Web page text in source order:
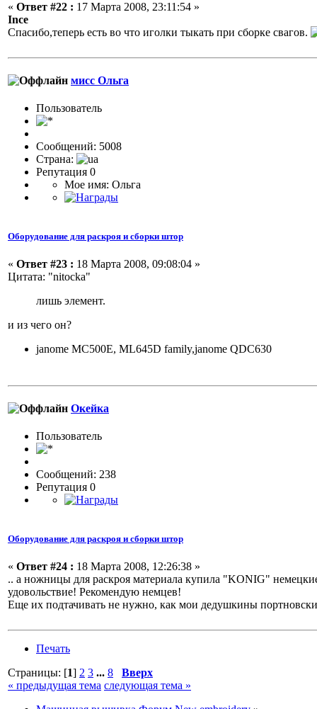
« Ответ #22 : 17 Марта 2008, 23:11:54 »
Ince
Спасибо,теперь есть во что иголки тыкать при сборке свагов.
мисс Ольга
Пользовaтeль
Сообщений: 5008
Страна:
Репутация 0
Мое имя: Ольга
Оборудование для раскроя и сборки штор
« Ответ #23 : 18 Марта 2008, 09:08:04 »
Цитата: "nitocka"
лишь элемент.
и из чего он?
janome MC500E, ML645D family,janome QDC630
Окейка
Пользовaтeль
Сообщений: 238
Репутация 0
Оборудование для раскроя и сборки штор
« Ответ #24 : 18 Марта 2008, 12:26:38 »
.. а ножницы для раскроя материала купила "KONIG"
удовольствие! Рекомендую немцев!
Еще их подтачивать не нужно, как мои дедушкины
Печать
Страницы: [1] 2 3 ... 8
Вверх
« предыдущая тема следующая тема »